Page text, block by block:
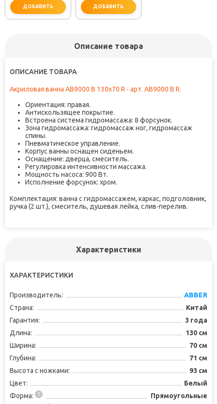
ДОБАВИТЬ ДОБАВИТЬ
Описание товара
ОПИСАНИЕ ТОВАРА
Акриловая ванна AB9000 B 130x70 R - арт. AB9000 B R.
Ориентация: правая.
Антискользящее покрытие.
Встроена система гидромассажа: 8 форсунок.
Зона гидромассажа: гидромассаж ног, гидромассаж
спины.
Пневматическое управление.
Корпус ванны оснащен сиденьем.
Оснащение: дверца, смеситель.
Регулировка интенсивности массажа.
Мощность насоса: 900 Вт.
Исполнение форсунок: хром.
Комплектация: ванна с гидромассажем, каркас, подголовник,
ручка (2 шт.), смеситель, душевая лейка, слив-перелив.
Характеристики
ХАРАКТЕРИСТИКИ
Производитель:
ABBER
Страна:
Китай
Гарантия:
3 года
Длина:
130 см
Ширина:
70 см
Глубина:
71 см
Высота с ножками:
93 см
Цвет:
Белый
Форма:
Прямоугольные